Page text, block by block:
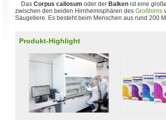
Das Corpus callosum oder der Balken ist eine
zwischen den beiden Hirnhemisphären des Großhirns
Säugetiere. Es besteht beim Menschen aus rund 200
Produkt-Highlight